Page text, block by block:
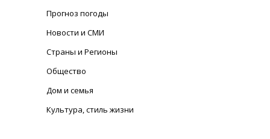
Прогноз погоды
Новости и СМИ
Страны и Регионы
Общество
Дом и семья
Культура, стиль жизни